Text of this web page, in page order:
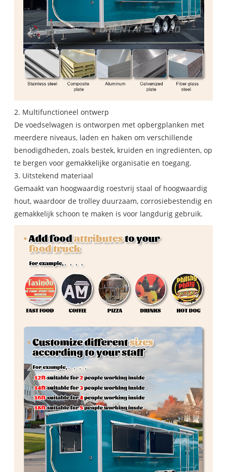
2. Multifunctioneel ontwerp
De voedselwagen is ontworpen met opbergplanken met
meerdere niveaus, laden en haken om verschillende
benodigdheden, zoals bestek, kruiden en ingrediënten, op
te bergen voor gemakkelijke organisatie en toegang.
3. Uitstekend materiaal
Gemaakt van hoogwaardig roestvrij staal of hoogwaardig
hout, waardoor de trolley duurzaam, corrosiebestendig en
gemakkelijk schoon te maken is voor langdurig gebruik.